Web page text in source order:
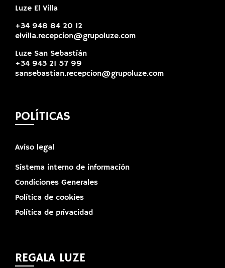
Luze El Villa
+34 948 84 20 12
elvilla.recepcion@grupoluze.com
Luze San Sebastián
+34 943 21 57 99
sansebastian.recepcion@grupoluze.com
POLÍTICAS
Aviso legal
Sistema interno de información
Condiciones Generales
Política de cookies
Política de privacidad
REGALA LUZE